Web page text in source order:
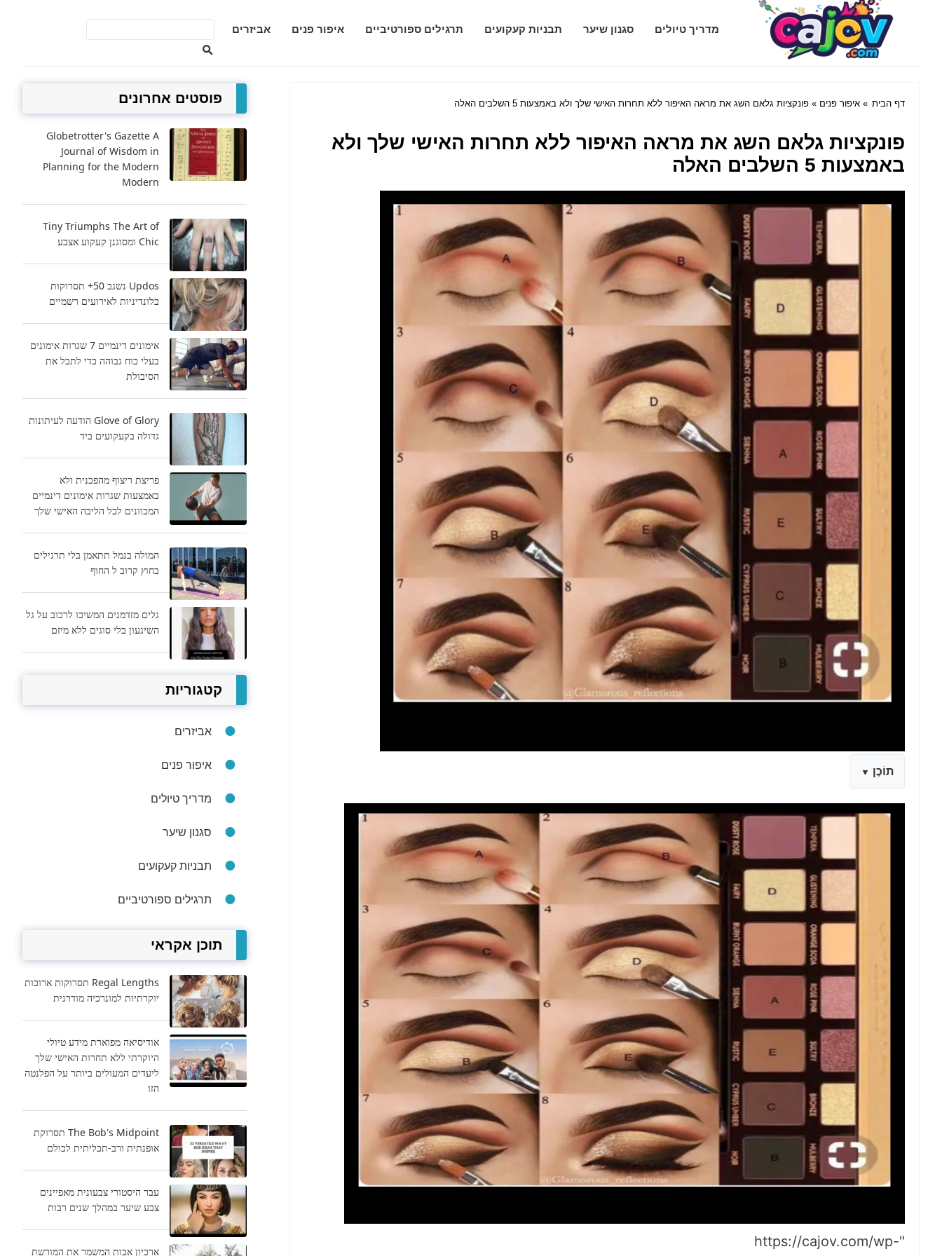
Cajov.com מדריך טיולים סגנון שיער תבניות קעקועים תרגילים ספורטיביים איפור פנים אביזרים
דף הבית » איפור פנים » פונקציות גלאם השג את מראה האיפור ללא תחרות האישי שלך ולא באמצעות 5 השלבים האלה
פונקציות גלאם השג את מראה האיפור ללא תחרות האישי שלך ולא
באמצעות 5 השלבים האלה
תוֹכֶן
"https://cajov.com/wp-
פוסטים אחרונים
Globetrotter's Gazette A
Journal of Wisdom in
Planning for the Modern
Modern
Tiny Triumphs The Art of
Chic ומסוגנן קעקוע אצבע
Updos נשגב 50+ תסרוקות
בלונדיניות לאירועים רשמיים
אימונים דינמיים 7 שגרות אימונים
בעלי כוח גבוהה כדי לתבל את
הסיבולת
Glove of Glory הודעה לעיתונות
גדולה בקעקועים ביד
פריצת ריצוף מהפכנית ולא
באמצעות שגרות אימונים דינמיים
המכוונים לכל הליבה האישי שלך
המולה בנמל תתאמן בלי תרגילים
בחוץ קרוב ל החוף
גלים מזדמנים המשיכו לרכוב על גל
השיגעון בלי סוגים ללא מיזם
קטגוריות
אביזרים
איפור פנים
מדריך טיולים
סגנון שיער
תבניות קעקועים
תרגילים ספורטיביים
תוכן אקראי
Regal Lengths תסרוקות ארוכות
יוקרתיות למונרכיה מודרנית
אודיסיאה מפוארת מידע טיולי
היוקרתי ללא תחרות האישי שלך
ליעדים המעולים ביותר על הפלנטה
הזו
The Bob's Midpoint תסרוקת
אופנתית ורב-תכליתית לכולם
עבר היסטורי צבעונית מאפיינים
צבע שיער במהלך שנים רבות
ארכיון אבות המשמר את המורשת